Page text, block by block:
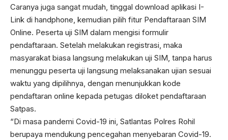
Caranya juga sangat mudah, tinggal download aplikasi I-
Link di handphone, kemudian pilih fitur Pendaftaraan SIM
Online. Peserta uji SIM dalam mengisi formulir
pendaftaraan. Setelah melakukan registrasi, maka
masyarakat biasa langsung melakukan uji SIM, tanpa harus
menunggu peserta uji langsung melaksanakan ujian sesuai
waktu yang dipilihnya, dengan menunjukkan kode
pendaftaran online kepada petugas diloket pendaftaraan
Satpas.
“Di masa pandemi Covid-19 ini, Satlantas Polres Rohil
berupaya mendukung pencegahan menyebaran Covid-19.